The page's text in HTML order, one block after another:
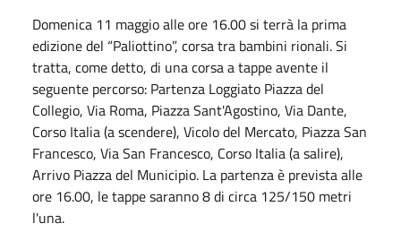
Domenica 11 maggio alle ore 16.00 si terrà la prima
edizione del “Paliottino”, corsa tra bambini rionali. Si
tratta, come detto, di una corsa a tappe avente il
seguente percorso: Partenza Loggiato Piazza del
Collegio, Via Roma, Piazza Sant'Agostino, Via Dante,
Corso Italia (a scendere), Vicolo del Mercato, Piazza San
Francesco, Via San Francesco, Corso Italia (a salire),
Arrivo Piazza del Municipio. La partenza è prevista alle
ore 16.00, le tappe saranno 8 di circa 125/150 metri
l'una.